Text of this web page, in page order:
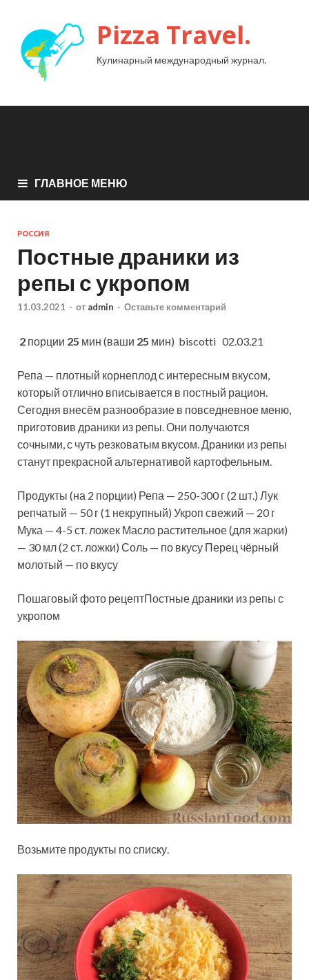
Pizza Travel.
Кулинарный международный журнал.
ГЛАВНОЕ МЕНЮ
РОССИЯ
Постные драники из
репы с укропом
11.03.2021 - от admin - Оставьте комментарий
2 порции 25 мин (ваши 25 мин) biscotti 02.03.21
Репа — плотный корнеплод с интересным вкусом,
который отлично вписывается в постный рацион.
Сегодня внесём разнообразие в повседневное меню,
приготовив драники из репы. Они получаются
сочными, с чуть резковатым вкусом. Драники из репы
станут прекрасной альтернативой картофельным.
Продукты (на 2 порции) Репа — 250-300 г (2 шт.) Лук
репчатый — 50 г (1 некрупный) Укроп свежий — 20 г
Мука — 4-5 ст. ложек Масло растительное (для жарки)
— 30 мл (2 ст. ложки) Соль — по вкусу Перец чёрный
молотый — по вкусу
Пошаговый фото рецептПостные драники из репы с
укропом
Возьмите продукты по списку.